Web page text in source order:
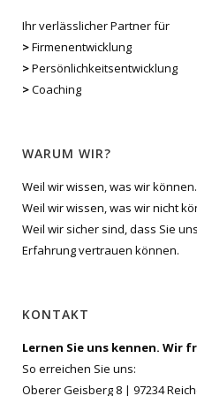
Ihr verlässlicher Partner für
>Firmenentwicklung
>Persönlichkeitsentwicklung
>Coaching
WARUM WIR?
Weil wir wissen, was wir können.
Weil wir wissen, was wir nicht
Weil wir sicher sind, dass Sie
Erfahrung vertrauen können.
KONTAKT
Lernen Sie uns kennen. Wir
So erreichen Sie uns:
Oberer Geisberg 8 | 97234